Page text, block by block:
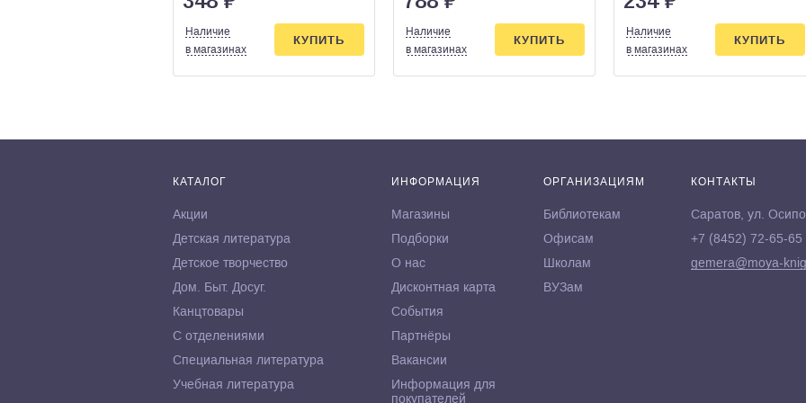
Наличие
в магазинах
КУПИТЬ
Наличие
в магазинах
КУПИТЬ
Наличие
в магазинах
КУПИТЬ
КАТАЛОГ
Акции
Детская литература
Детское творчество
Дом. Быт. Досуг.
Канцтовары
С отделениями
Специальная литература
Учебная литература
ИНФОРМАЦИЯ
Магазины
Подборки
О нас
Дисконтная карта
События
Партнёры
Вакансии
Информация для
покупателей
ОРГАНИЗАЦИЯМ
Библиотекам
Офисам
Школам
ВУЗам
КОНТАКТЫ
Саратов, ул.
+7 (8452) 72-65-65
gemera@moya-